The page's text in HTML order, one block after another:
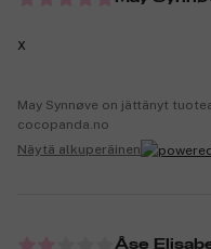
x
May Synnøve on jättänyt
cocopanda.no
Näytä alkuperäinen
Åse